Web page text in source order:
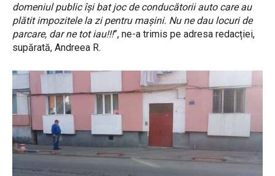
domeniul public își bat joc de conducătorii auto care au
plătit impozitele la zi pentru mașini. Nu ne dau locuri de
parcare, dar ne tot iau!!!”, ne-a trimis pe adresa redacției,
supărată, Andreea R.